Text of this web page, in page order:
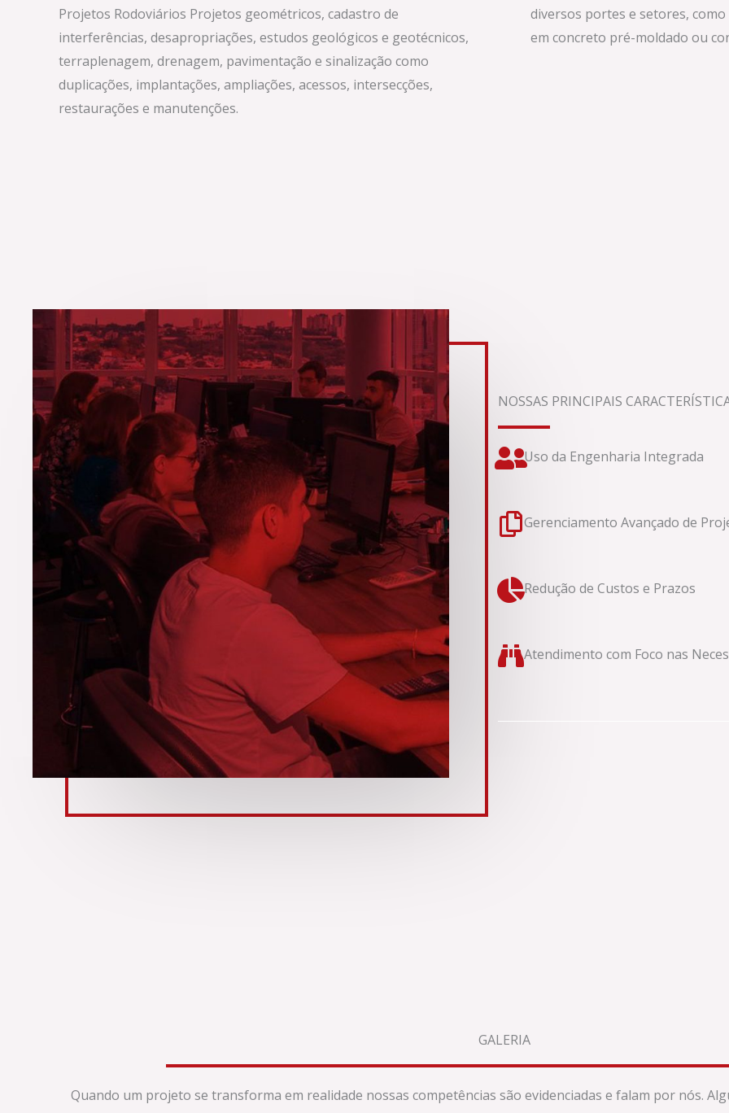
Projetos Rodoviários Projetos geométricos, cadastro de
interferências, desapropriações, estudos geológicos e geotécnicos,
terraplenagem, drenagem, pavimentação e sinalização como
duplicações, implantações, ampliações, acessos, intersecções,
restaurações e manutenções.
diversos portes e setores,
em concreto pré-moldado ou
NOSSAS PRINCIPAIS
Uso da Engenharia Integrada
Gerenciamento Avançado de
Redução de Custos e Prazos
Atendimento com Foco nas
GALERIA
Quando um projeto se transforma em realidade nossas competências são evidenciadas e falam por nós.